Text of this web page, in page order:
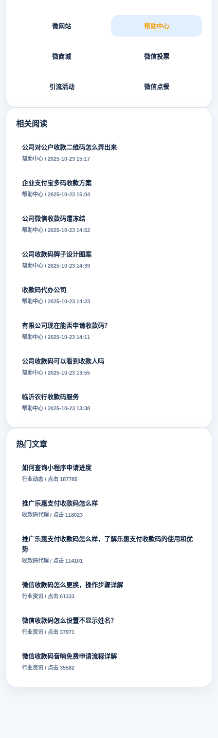
微网站 帮助中心
微商城 微信投票
引流活动 微信点餐
相关阅读
公司对公户收款二维码怎么弄出来
帮助中心 / 2025-10-23 15:17
企业支付宝多码收款方案
帮助中心 / 2025-10-23 15:04
公司微信收款码遭冻结
帮助中心 / 2025-10-23 14:52
公司收款码牌子设计图案
帮助中心 / 2025-10-23 14:39
收款码代办公司
帮助中心 / 2025-10-23 14:23
有限公司现在能否申请收款码？
帮助中心 / 2025-10-23 14:11
公司收款码可以看到收款人吗
帮助中心 / 2025-10-23 13:55
临沂农行收款码服务
帮助中心 / 2025-10-23 13:38
热门文章
如何查询小程序申请进度
行业动态 / 点击 187785
推广乐惠支付收款码怎么样
收款码代理 / 点击 118023
推广乐惠支付收款码怎么样，了解乐惠支付收款码的使用和优
势
收款码代理 / 点击 114101
微信收款码怎么更换，操作步骤详解
行业资讯 / 点击 61333
微信收款码怎么设置不显示姓名？
行业资讯 / 点击 37971
微信收款码音响免费申请流程详解
行业资讯 / 点击 35582